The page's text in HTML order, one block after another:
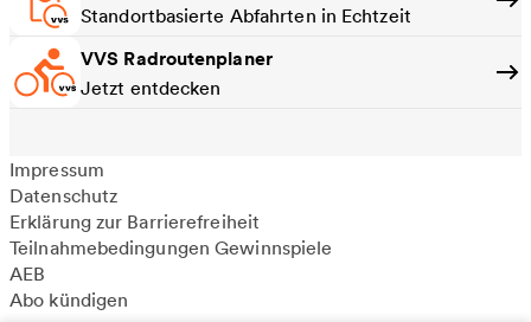
Standortbasierte Abfahrten in Echtzeit
VVS Radroutenplaner
Jetzt entdecken
Impressum
Datenschutz
Erklärung zur Barrierefreiheit
Teilnahmebedingungen Gewinnspiele
AEB
Abo kündigen